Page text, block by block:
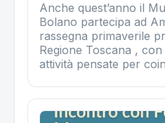
Anche quest’anno il
Bolano partecipa ad
rassegna primaverile
Regione Toscana ,
attività pensate per